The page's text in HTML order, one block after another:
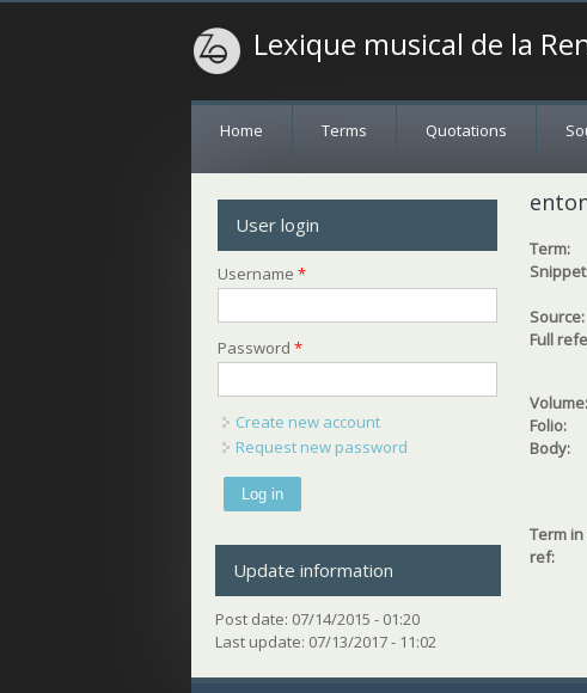
Lexique musical de la
Home Terms Quotations
Term:
Source:
Full
Volume:
Folio:
Body:
Term
ref:
User login
Username*
Password*
Create new account
Request new password
Update information
Post date: 07/14/2015 - 01:20
Last update: 07/13/2017 - 11:02